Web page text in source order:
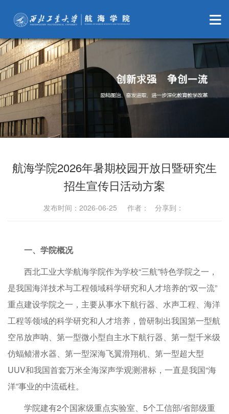
航海学院2026年暑期校园开放日暨研究生
招生宣传日活动方案
发布时间：2026-06-25 作者： 分享到：
一、学院概况
西北工业大学航海学院作为学校“三航”特色学院之一，
是我国海洋技术与工程领域科学研究和人才培养的“双一流”
重点建设学院之一，主要从事水下航行器、水声工程、海洋
工程等领域的科学研究和人才培养，曾研制出我国第一型航
空吊放声呐、第一型微小型自主水下航行器、第一型千米级
仿蝠鲼潜水器、第一型深海飞翼滑翔机、第一型超大型
UUV和我国首套万米全海深声学观测潜标，一直是我国“海
洋”事业的中流砥柱。
学院建有2个国家级重点实验室、5个工信部/省部级重